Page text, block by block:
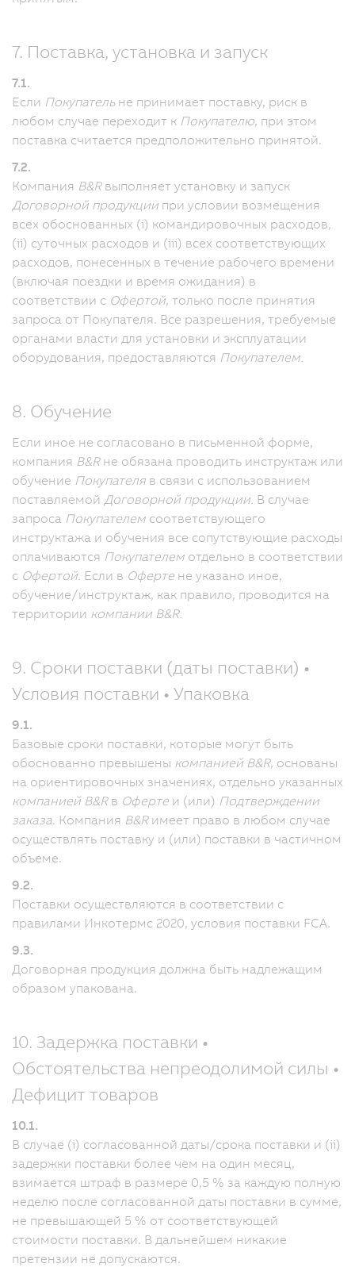
7. Поставка, установка и запуск
7.1.
Если Покупательне принимает поставку, риск в
любом случае переходит к Покупателю, при этом
поставка считается предположительно принятой.
7.2.
Компания B&Rвыполняет установку и запуск
Договорной продукции при условии возмещения
всех обоснованных (i) командировочных расходов,
(ii) суточных расходов и (iii) всех соответствующих
расходов, понесенных в течение рабочего времени
(включая поездки и время ожидания) в
соответствии с Офертой, только после принятия
запроса от Покупателя. Все разрешения, требуемые
органами власти для установки и эксплуатации
оборудования, предоставляются Покупателем.
8. Обучение
Если иное не согласовано в письменной форме,
компания B&Rне обязана проводить инструктаж или
обучение Покупателя в связи с использованием
поставляемой Договорной продукции. В случае
запроса Покупателем соответствующего
инструктажа и обучения все сопутствующие расходы
оплачиваются Покупателем отдельно в соответствии
с Офертой. Если в Оферте не указано иное,
обучение/инструктаж, как правило, проводится на
территории компании B&R.
9. Сроки поставки (даты поставки) •
Условия поставки • Упаковка
9.1.
Базовые сроки поставки, которые могут быть
обоснованно превышены компанией B&R, основаны
на ориентировочных значениях, отдельно указанных
компанией B&Rв Оферте и (или) Подтверждении
заказа. Компания B&Rимеет право в любом случае
осуществлять поставку и (или) поставки в частичном
объеме.
9.2.
Поставки осуществляются в соответствии с
правилами Инкотермс 2020, условия поставки FCA.
9.3.
Договорная продукция должна быть надлежащим
образом упакована.
10. Задержка поставки •
Обстоятельства непреодолимой силы •
Дефицит товаров
10.1.
В случае (i) согласованной даты/срока поставки и (ii)
задержки поставки более чем на один месяц,
взимается штраф в размере 0,5 % за каждую полную
неделю после согласованной даты поставки в сумме,
не превышающей 5 % от соответствующей
стоимости поставки. В дальнейшем никакие
претензии не допускаются.